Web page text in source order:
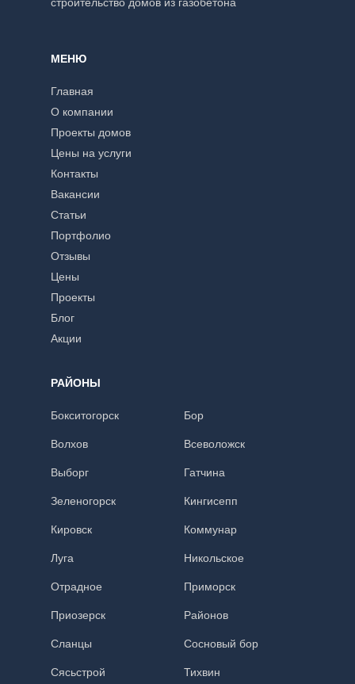
МЕНЮ
Главная
О компании
Проекты домов
Цены на услуги
Контакты
Вакансии
Статьи
Портфолио
Отзывы
Цены
Проекты
Блог
Акции
РАЙОНЫ
Бокситогорск Бор
Волхов Всеволожск
Выборг Гатчина
Зеленогорск Кингисепп
Кировск Коммунар
Луга Никольское
Отрадное Приморск
Приозерск Районов
Сланцы Сосновый бор
Сясьстрой Тихвин